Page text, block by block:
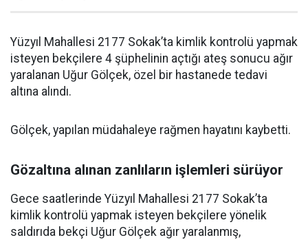
Yüzyıl Mahallesi 2177 Sokak’ta kimlik kontrolü yapmak
isteyen bekçilere 4 şüphelinin açtığı ateş sonucu ağır
yaralanan Uğur Gölçek, özel bir hastanede tedavi
altına alındı.
Gölçek, yapılan müdahaleye rağmen hayatını kaybetti.
Gözaltına alınan zanlıların işlemleri sürüyor
Gece saatlerinde Yüzyıl Mahallesi 2177 Sokak’ta
kimlik kontrolü yapmak isteyen bekçilere yönelik
saldırıda bekçi Uğur Gölçek ağır yaralanmış,